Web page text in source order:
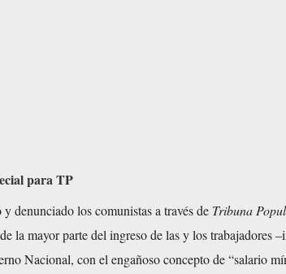
para TP
denunciado los comunistas a través de Tribuna
la mayor parte del ingreso de las y los trabajadores
Nacional, con el engañoso concepto de “salario